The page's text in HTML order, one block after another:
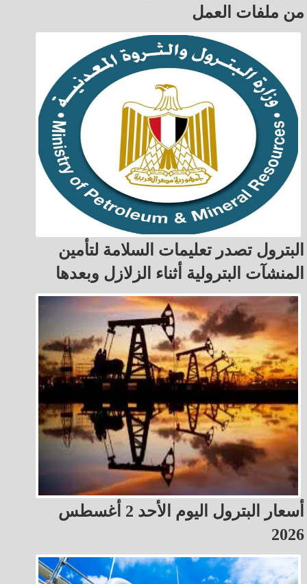
من ملفات العمل
البترول تصدر تعليمات السلامة لتأمين
المنشآت البترولية أثناء الزلازل وبعدها
أسعار البترول اليوم الأحد 2 أغسطس
2026